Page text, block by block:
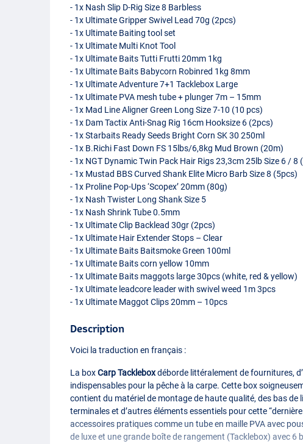
- 1x Nash Slip D-Rig Size 8 Barbless
- 1x Ultimate Gripper Swivel Lead 70g (2pcs)
- 1x Ultimate Baiting tool set
- 1x Ultimate Multi Knot Tool
- 1x Ultimate Baits Tutti Frutti 20mm 1kg
- 1x Ultimate Baits Babycorn Robinred 1kg 8mm
- 1x Ultimate Adventure 7+1 Tacklebox Large
- 1x Ultimate PVA mesh tube + plunger 7m – 15mm
- 1x Mad Line Aligner Green Long Size 7-10 (10 pcs)
- 1x Dam Tactix Anti-Snag Rig 16cm Hooksize 6 (2pcs)
- 1x Starbaits Ready Seeds Bright Corn SK 30 250ml
- 1x B.Richi Fast Down FS 15lbs/6,8kg Mud Brown (20m)
- 1x NGT Dynamic Twin Pack Hair Rigs 23,3cm 25lb Size 6 / 8
- 1x Mustad BBSCurved Shank Elite Micro Barb Size 8 (5pcs)
- 1x Proline Pop-Ups ‘Scopex’ 20mm (80g)
- 1x Nash Twister Long Shank Size 5
- 1x Nash Shrink Tube 0.5mm
- 1x Ultimate Clip Backlead 30gr (2pcs)
- 1x Ultimate Hair Extender Stops – Clear
- 1x Ultimate Baits Baitsmoke Green 100ml
- 1x Ultimate Baits corn yellow 10mm
- 1x Ultimate Baits maggots large 30pcs (white, red & yellow)
- 1x Ultimate leadcore leader with swivel weed 1m 3pcs
- 1x Ultimate Maggot Clips 20mm – 10pcs
Description
Voici la traduction en français :
La boxCarp Tackleboxdéborde littéralement de fournitures,
indispensables pour la pêche à la carpe. Cette box
contient du matériel de montage de haute qualité, des bas de
terminales et d’autres éléments essentiels pour cette
accessoires pratiques comme un tube en maille PVAavec
de luxe et une grande boîte de rangement (Tacklebox) avec